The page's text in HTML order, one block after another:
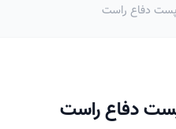
پست دفاع راست
دفاع راست